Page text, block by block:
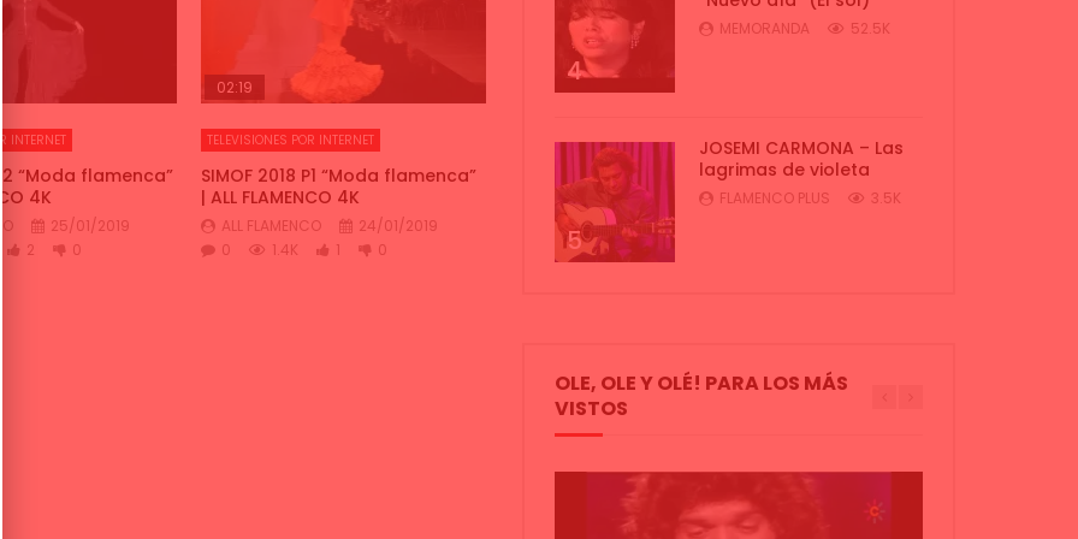
INTERNET
P2 “Moda flamenca”
4K
25/01/2019
2 0
02:19
TELEVISIONES POR INTERNET
SIMOF 2018 P1 “Moda flamenca”
| ALL FLAMENCO 4K
ALL FLAMENCO
24/01/2019
0
1.4K 1 0
4
MEMORANDA 52.5K
5
JOSEMI CARMONA – Las
lagrimas de violeta
FLAMENCO PLUS 3.5K
OLE, OLE Y OLÉ! PARA LOS MÁS
VISTOS